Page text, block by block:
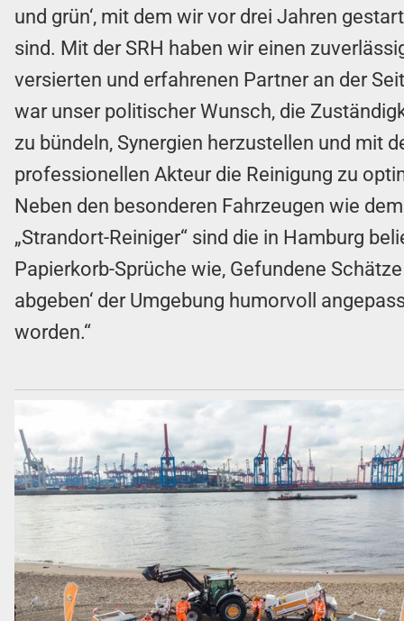
und grün‘, mit dem wir vor drei Jahren
sind. Mit der SRH haben wir einen
versierten und erfahrenen Partner an der
war unser politischer Wunsch, die
zu bündeln, Synergien herzustellen und mit
professionellen Akteur die Reinigung zu
Neben den besonderen Fahrzeugen wie dem
„Strandort-Reiniger“ sind die in Hamburg
Papierkorb-Sprüche wie‚ Gefundene
abgeben‘ der Umgebung humorvoll
worden.“